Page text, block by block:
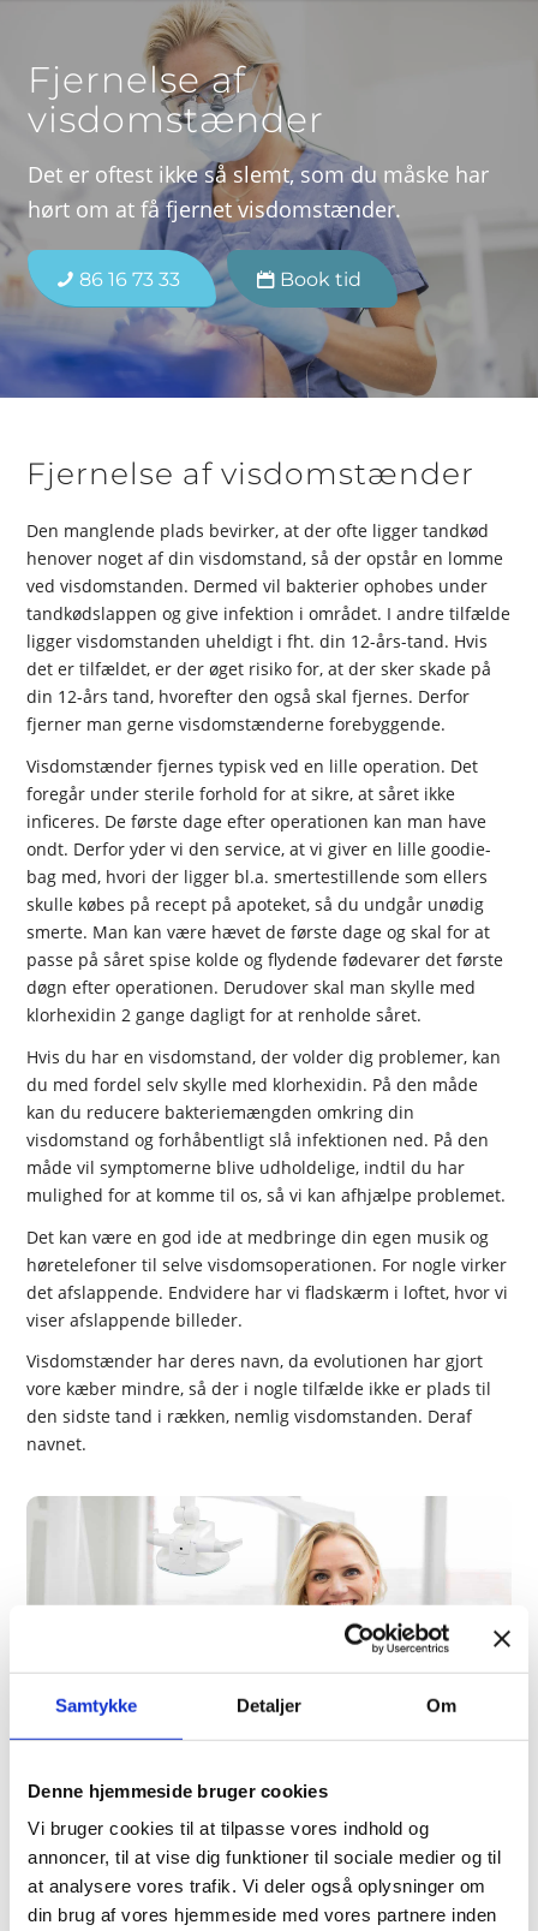
Samtykke Detaljer Om
Denne hjemmeside bruger cookies
Vi bruger cookies til at tilpasse vores indhold og
annoncer, til at vise dig funktioner til sociale medier og til
at analysere vores trafik. Vi deler også oplysninger om
din brug af vores hjemmeside med vores partnere inden
Fjernelse af
visdomstænder
Det er oftest ikke så slemt, som du måske har
hørt om at få fjernet visdomstænder.
86 16 73 33 Book tid
Fjernelse af visdomstænder
Den manglende plads bevirker, at der ofte ligger tandkød
henover noget af din visdomstand, så der opstår en lomme
ved visdomstanden. Dermed vil bakterier ophobes under
tandkødslappen og give infektion i området. I andre tilfælde
ligger visdomstanden uheldigt i fht. din 12-års-tand. Hvis
det er tilfældet, er der øget risiko for, at der sker skade på
din 12-års tand, hvorefter den også skal fjernes. Derfor
fjerner man gerne visdomstænderne forebyggende.
Visdomstænder fjernes typisk ved en lille operation. Det
foregår under sterile forhold for at sikre, at såret ikke
inficeres. De første dage efter operationen kan man have
ondt. Derfor yder vi den service, at vi giver en lille goodie-
bag med, hvori der ligger bl.a. smertestillende som ellers
skulle købes på recept på apoteket, så du undgår unødig
smerte. Man kan være hævet de første dage og skal for at
passe på såret spise kolde og flydende fødevarer det første
døgn efter operationen. Derudover skal man skylle med
klorhexidin 2 gange dagligt for at renholde såret.
Hvis du har en visdomstand, der volder dig problemer, kan
du med fordel selv skylle med klorhexidin. På den måde
kan du reducere bakteriemængden omkring din
visdomstand og forhåbentligt slå infektionen ned. På den
måde vil symptomerne blive udholdelige, indtil du har
mulighed for at komme til os, så vi kan afhjælpe problemet.
Det kan være en god ide at medbringe din egen musik og
høretelefoner til selve visdomsoperationen. For nogle virker
det afslappende. Endvidere har vi fladskærm i loftet, hvor vi
viser afslappende billeder.
Visdomstænder har deres navn, da evolutionen har gjort
vore kæber mindre, så der i nogle tilfælde ikke er plads til
den sidste tand i rækken, nemlig visdomstanden. Deraf
navnet.